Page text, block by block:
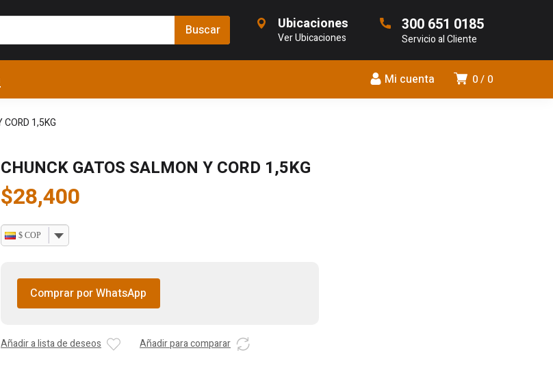
Ubicaciones
Ver Ubicaciones
300 651 0185
Servicio al Cliente
0 0
Mi cuenta
1,5KG
CHUNCK GATOS SALMON Y CORD 1,5KG
$28,400
$ COP
Comprar por WhatsApp
Añadir a lista de deseos Añadir para comparar